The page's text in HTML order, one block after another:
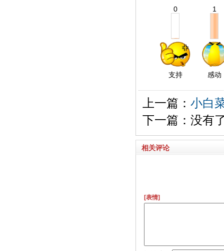
0
支持
1
感动
上一篇： 小白
下一篇：没有
相关评论
[表情]